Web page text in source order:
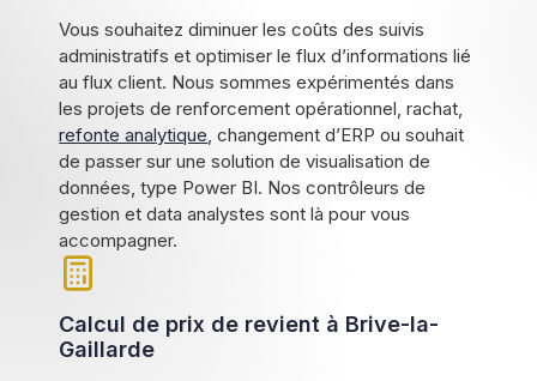
Vous souhaitez diminuer les coûts des suivis
administratifs et optimiser le flux d’informations lié
au flux client. Nous sommes expérimentés dans
les projets de renforcement opérationnel, rachat,
refonte analytique, changement d’ERP ou souhait
de passer sur une solution de visualisation de
données, type Power BI. Nos contrôleurs de
gestion et data analystes sont là pour vous
accompagner.
Calcul de prix de revient à Brive-la-
Gaillarde